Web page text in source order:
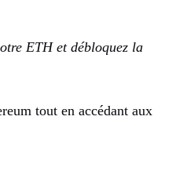
ETH et débloquez la
tout en accédant aux